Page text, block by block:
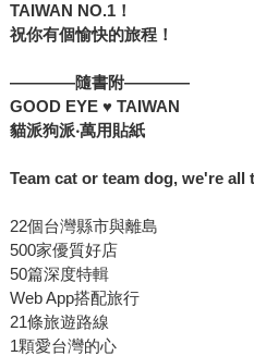
TAIWAN NO.1！
祝你有個愉快的旅程！
————隨書附————
GOOD EYE ♥ TAIWAN
貓派狗派‧萬用貼紙
Team cat or team dog, we're all
22個台灣縣市與離島
500家優質好店
50篇深度特輯
Web App搭配旅行
21條旅遊路線
1顆愛台灣的心